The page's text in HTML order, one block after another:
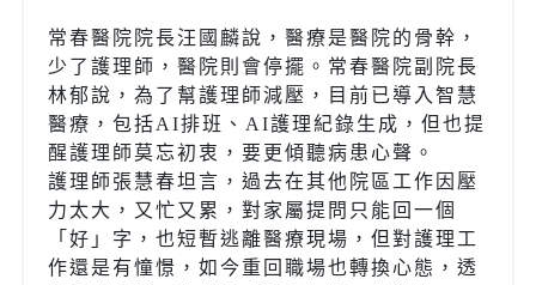
常春醫院院長汪國麟說，醫療是醫院的骨幹，
少了護理師，醫院則會停擺。常春醫院副院長
林郁說，為了幫護理師減壓，目前已導入智慧
醫療，包括AI排班、AI護理紀錄生成，但也提
醒護理師莫忘初衷，要更傾聽病患心聲。
護理師張慧春坦言，過去在其他院區工作因壓
力太大，又忙又累，對家屬提問只能回一個
「好」字，也短暫逃離醫療現場，但對護理工
作還是有憧憬，如今重回職場也轉換心態，透